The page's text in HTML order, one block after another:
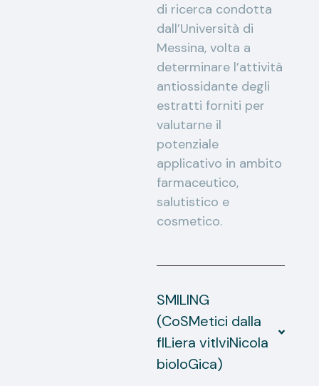
di ricerca condotta
dall’Università di
Messina, volta a
determinare l’attività
antiossidante degli
estratti forniti per
valutarne il
potenziale
applicativo in ambito
farmaceutico,
salutistico e
cosmetico.
SMILING
(CoSMetici dalla
fILiera vitIviNicola
bioloGica)